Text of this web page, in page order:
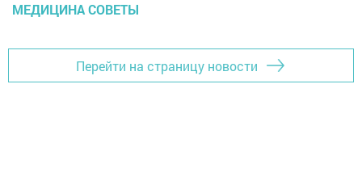
МЕДИЦИНА СОВЕТЫ
Перейти на страницу новости